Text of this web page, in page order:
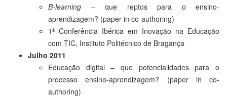
B-learning – que reptos para o ensino-
aprendizagem? (paper in co-authoring)
1ª Conferência Ibérica em Inovação na Educação
com TIC, Instituto Politécnico de Bragança
Julho 2011
Educação digital – que potencialidades para o
processo ensino-aprendizagem? (paper in co-
authoring)